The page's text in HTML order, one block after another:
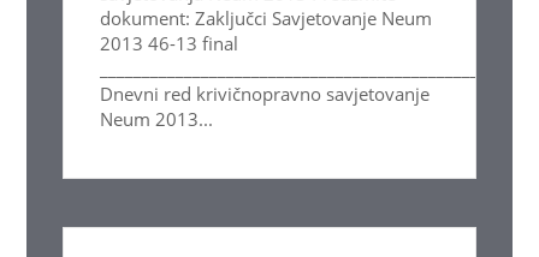
dokument: Zaključci Savjetovanje Neum
2013 46-13 final
Dnevni red krivičnopravno savjetovanje
Neum 2013...